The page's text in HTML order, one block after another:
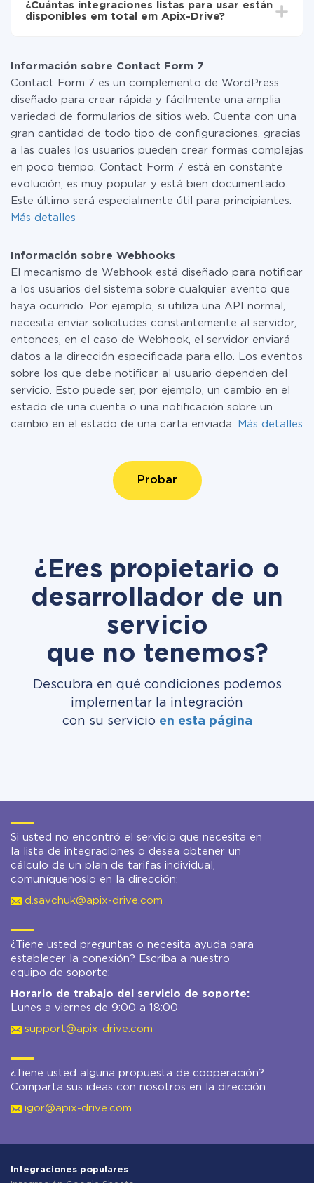
tarifas. Usted solo paga por la cantidad de datos que
realmente se transfieren de uno de sus sistemas a otro
manera segura un plan de tarifa gratuita o cambiar a
uno de pago, si es necesario. Más detalles sobre
tarifas
¿Cuántas integraciones listas para usar están
disponibles em total em Apix-Drive?
Información sobre Contact Form 7
Contact Form 7 es un complemento de WordPress
diseñado para crear rápida y fácilmente una amplia
variedad de formularios de sitios web. Cuenta con una
gran cantidad de todo tipo de configuraciones, gracias
a las cuales los usuarios pueden crear formas complejas
en poco tiempo. Contact Form 7 está en constante
evolución, es muy popular y está bien documentado.
Este último será especialmente útil para principiantes.
Más detalles
Información sobre Webhooks
El mecanismo de Webhook está diseñado para notificar
a los usuarios del sistema sobre cualquier evento que
haya ocurrido. Por ejemplo, si utiliza una API normal,
necesita enviar solicitudes constantemente al servidor,
entonces, en el caso de Webhook, el servidor enviará
datos a la dirección especificada para ello. Los eventos
sobre los que debe notificar al usuario dependen del
servicio. Esto puede ser, por ejemplo, un cambio en el
estado de una cuenta o una notificación sobre un
cambio en el estado de una carta enviada.
Más detalles
Probar
¿Eres propietario o
desarrollador de un
servicio
que no tenemos?
Descubra en qué condiciones podemos
implementar la integración
con su servicio en esta página
Si usted no encontró el servicio que necesita en
la lista de integraciones o desea obtener un
cálculo de un plan de tarifas individual,
comuníquenoslo en la dirección:
d.savchuk@apix-drive.com
¿Tiene usted preguntas o necesita ayuda para
establecer la conexión? Escriba a nuestro
equipo de soporte:
Horario de trabajo del servicio de soporte:
Lunes a viernes de 9:00 a 18:00
support@apix-drive.com
¿Tiene usted alguna propuesta de cooperación?
Comparta sus ideas con nosotros en la dirección:
igor@apix-drive.com
Integraciones populares